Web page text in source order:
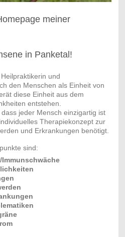
Birgit Tünge
meiner
in Panketal!
und
den Menschen als Einheit von
diese Einheit aus dem
entstehen.
jeder Mensch einzigartig ist
Therapiekonzept zur
und Erkrankungen benötigt.
sind: